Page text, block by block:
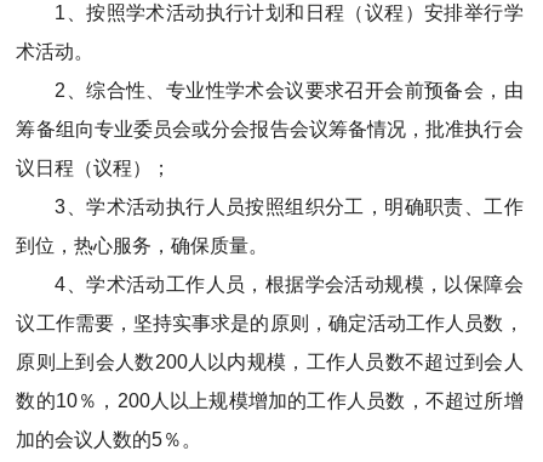
1、按照学术活动执行计划和日程（议程）安排举行学
术活动。
2、综合性、专业性学术会议要求召开会前预备会，由
筹备组向专业委员会或分会报告会议筹备情况，批准执行会
议日程（议程）；
3、学术活动执行人员按照组织分工，明确职责、工作
到位，热心服务，确保质量。
4、学术活动工作人员，根据学会活动规模，以保障会
议工作需要，坚持实事求是的原则，确定活动工作人员数，
原则上到会人数200人以内规模，工作人员数不超过到会人
数的10％，200人以上规模增加的工作人员数，不超过所增
加的会议人数的5％。